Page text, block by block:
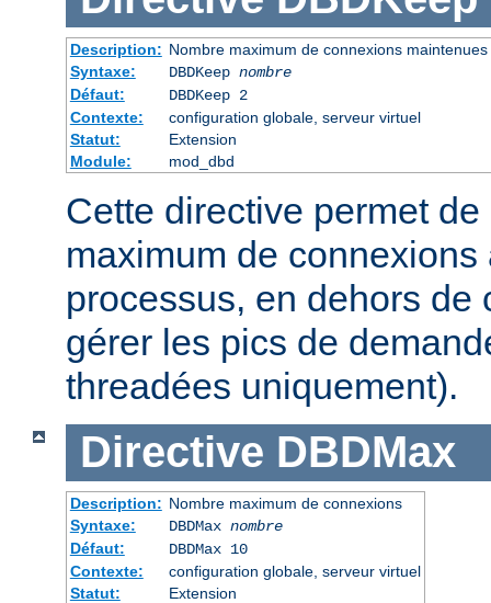
Description: Nombre maximum de connexions maintenues
Syntaxe:
DBDKeep nombre
Défaut:
DBDKeep 2
Contexte:
configuration globale, serveur virtuel
Statut:
Extension
Module:
mod_dbd
Cette directive permet
maximum de
processus, en dehors de
gérer les pics de
threadées uniquement).
Directive DBDMax
Description: Nombre maximum de connexions
Syntaxe:
DBDMax nombre
Défaut:
DBDMax 10
Contexte:
configuration globale, serveur virtuel
Statut:
Extension